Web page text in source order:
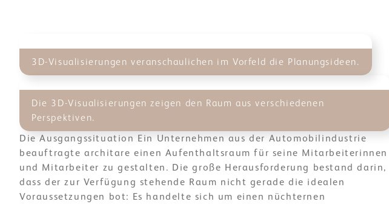
3D-Visualisierungen veranschaulichen im Vorfeld die Planungsideen.
Die 3D-Visualisierungen zeigen den Raum aus verschiedenen
Perspektiven.
Die Ausgangssituation Ein Unternehmen aus der Automobilindustrie
beauftragte architare einen Aufenthaltsraum für seine Mitarbeiterinnen
und Mitarbeiter zu gestalten. Die große Herausforderung bestand darin,
dass der zur Verfügung stehende Raum nicht gerade die idealen
Voraussetzungen bot: Es handelte sich um einen nüchternen